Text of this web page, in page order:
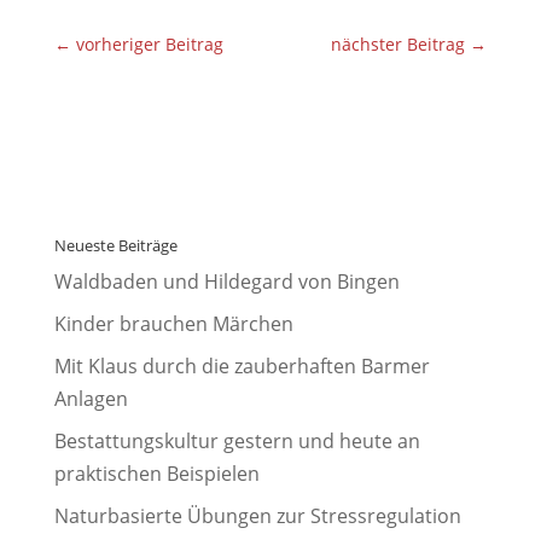
← vorheriger Beitrag nächster Beitrag →
Neueste Beiträge
Waldbaden und Hildegard von Bingen
Kinder brauchen Märchen
Mit Klaus durch die zauberhaften Barmer
Anlagen
Bestattungskultur gestern und heute an
praktischen Beispielen
Naturbasierte Übungen zur Stressregulation